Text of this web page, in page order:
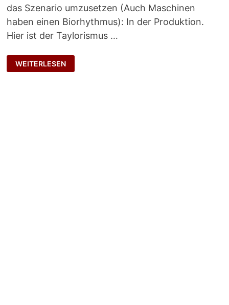
das Szenario umzusetzen (Auch Maschinen
haben einen Biorhythmus): In der Produktion.
Hier ist der Taylorismus …
WENN
DER
SCHWANZ
WEITERLESEN